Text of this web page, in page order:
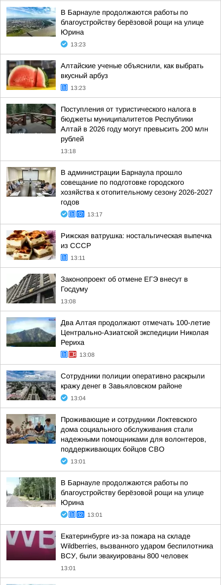
В Барнауле продолжаются работы по
благоустройству берёзовой рощи на улице
Юрина
13:23
Алтайские ученые объяснили, как выбрать
вкусный арбуз
13:23
Поступления от туристического налога в
бюджеты муниципалитетов Республики
Алтай в 2026 году могут превысить 200 млн
рублей
13:18
В администрации Барнаула прошло
совещание по подготовке городского
хозяйства к отопительному сезону 2026-2027
годов
13:17
Рижская ватрушка: ностальгическая выпечка
из СССР
13:11
Законопроект об отмене ЕГЭ внесут в
Госдуму
13:08
Два Алтая продолжают отмечать 100-летие
Центрально-Азиатской экспедиции Николая
Рериха
13:08
Сотрудники полиции оперативно раскрыли
кражу денег в Завьяловском районе
13:04
Проживающие и сотрудники Локтевского
дома социального обслуживания стали
надежными помощниками для волонтеров,
поддерживающих бойцов СВО
13:01
В Барнауле продолжаются работы по
благоустройству берёзовой рощи на улице
Юрина
13:01
Екатеринбурге из-за пожара на складе
Wildberries, вызванного ударом беспилотника
ВСУ, были эвакуированы 800 человек
13:01